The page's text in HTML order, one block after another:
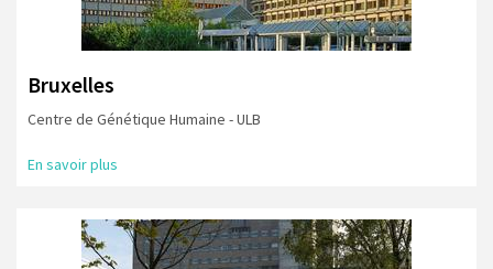
Bruxelles
Centre de Génétique Humaine - ULB
En savoir plus